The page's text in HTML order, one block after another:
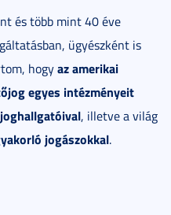
és több mint 40 éve
ügyészként is
hogyaz amerikai
egyes intézményeit
, illetve a világ
jogászokkal.